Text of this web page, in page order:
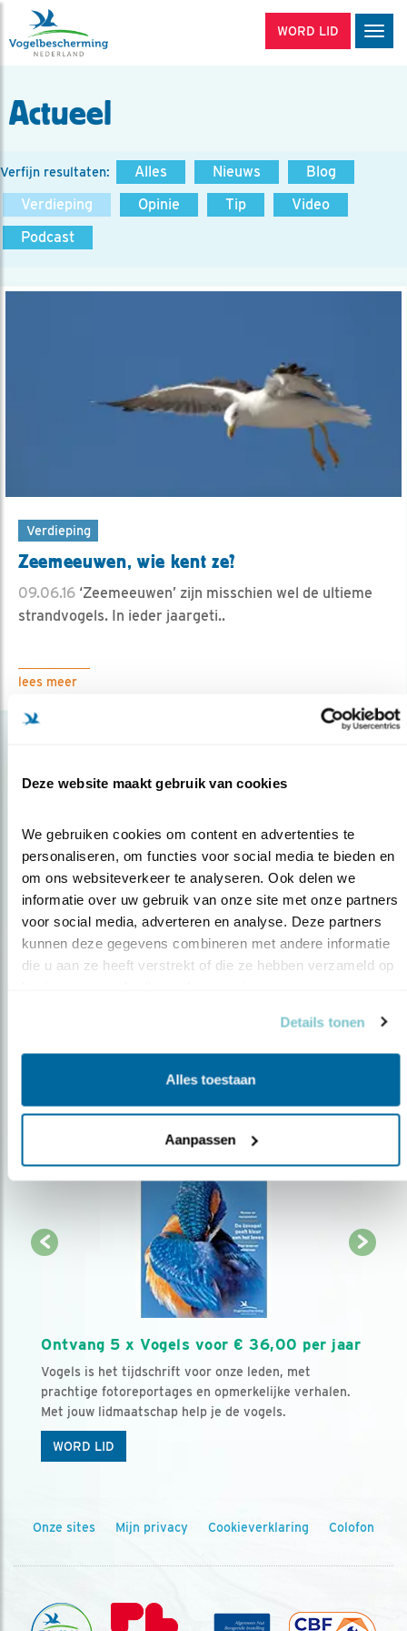
Deze website maakt gebruik van cookies
We gebruiken cookies om content en advertenties te
personaliseren, om functies voor social media te bieden en
om ons websiteverkeer te analyseren. Ook delen we
informatie over uw gebruik van onze site met onze partners
voor social media, adverteren en analyse. Deze partners
kunnen deze gegevens combineren met andere informatie
die u aan ze heeft verstrekt of die ze hebben verzameld op
Details tonen
Alles toestaan
Aanpassen
WORD LID
Actueel
Verfijn resultaten: Alles Nieuws
Blog
Verdieping
Opinie Tip
Video
Podcast
Verdieping
Zeemeeuwen, wie kent ze?
09.06.16 ‘Zeemeeuwen’ zijn misschien wel de ultieme
strandvogels. In ieder jaargeti..
lees meer
Op de hoogte blijven?
Meld je aan en ontvang nieuws, inspiratie, acties en tips
over vogels en activiteiten van Vogelbescherming.
AANMELDEN VOGELNIEUWS
Ontvang 5 x Vogels voor € 36,00 per jaar
Vogels is het tijdschrift voor onze leden, met
prachtige fotoreportages en opmerkelijke verhalen.
Met jouw lidmaatschap help je de vogels.
WORD LID
Onze sites Mijn privacy Cookieverklaring Colofon